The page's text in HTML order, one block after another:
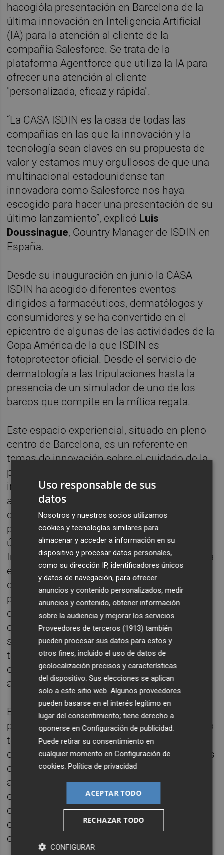
hacogióla presentación en Barcelona de la
última innovación en Inteligencia Artificial
(IA) para la atención al cliente de la
compañía Salesforce. Se trata de la
plataforma Agentforce que utiliza la IA para
ofrecer una atención al cliente
"personalizada, eficaz y rápida".
“La CASA ISDIN es la casa de todas las
compañías en las que la innovación y la
tecnología sean claves en su propuesta de
valor y estamos muy orgullosos de que una
multinacional estadounidense tan
innovadora como Salesforce nos haya
escogido para hacer una presentación de su
último lanzamiento”, explicó Luis
Doussinague, Country Manager de ISDIN en
España.
Desde su inauguración en junio la CASA
ISDIN ha acogido diferentes eventos
dirigidos a farmacéuticos, dermatólogos y
consumidores y se ha convertido en el
epicentro de algunas de las actividades de la
Copa América de la que ISDIN es
fotoprotector oficial. Desde el servicio de
dermatología a las tripulaciones hasta la
presencia de un simulador de uno de los
barcos que compite en la mítica regata.
Este espacio experiencial, situado en pleno
centro de Barcelona, es un referente en
temas de innovación sobre el cuidado de la
piel y ahora quiere serlo también en
innovación tecnológica abriendo su espacio
a compañías referentes como Salesforce,
que recientemente ha presentado su nueva
plataforma Agentforce en San Francisco, su
última innovación en el campo de la
Inteligencia Artificial, y que ahora la presenta
en Barcelona. Se trata de una plataforma
que, utilizando la Inteligencia Artificial,
permite la creación de agentes autónomos
que no solo son capaces de generar
contenido, mantener conversaciones y
sugerir respuestas, sino que incluso pueden
tomar decisiones en ámbitos predefinidos y
ejecutar directamente determinadas
acciones.
Entre estas acciones se puede mencionar,
por ejemplo, concertar una visita del servicio
técnico o gestionar directamente la
devolución de un producto si se cumplen las
condiciones para ello. Agentforce se
alimenta de los datos que las propias
empresas tienen sobre cada uno de sus
clientes y ello permite personalizar la
experiencia y ofrecer un servicio ágil y
eficiente.
Uso responsable de sus
datos
Nosotros y nuestros socios utilizamos
cookies y tecnologías similares para
almacenar y acceder a información en su
dispositivo y procesar datos personales,
como su dirección IP, identificadores únicos
y datos de navegación, para ofrecer
anuncios y contenido personalizados, medir
anuncios y contenido, obtener información
sobre la audiencia y mejorar los servicios.
Proveedores de terceros (1913) también
pueden procesar sus datos para estos y
otros fines, incluido el uso de datos de
geolocalización precisos y características
del dispositivo. Sus elecciones se aplican
solo a este sitio web. Algunos proveedores
pueden basarse en el interés legítimo en
lugar del consentimiento; tiene derecho a
oponerse enConfiguración de publicidad
Puede retirar su consentimiento en
cualquier momento enConfiguración de
cookies .Política de privacidad
ACEPTAR TODO
RECHAZAR TODO
CONFIGURAR